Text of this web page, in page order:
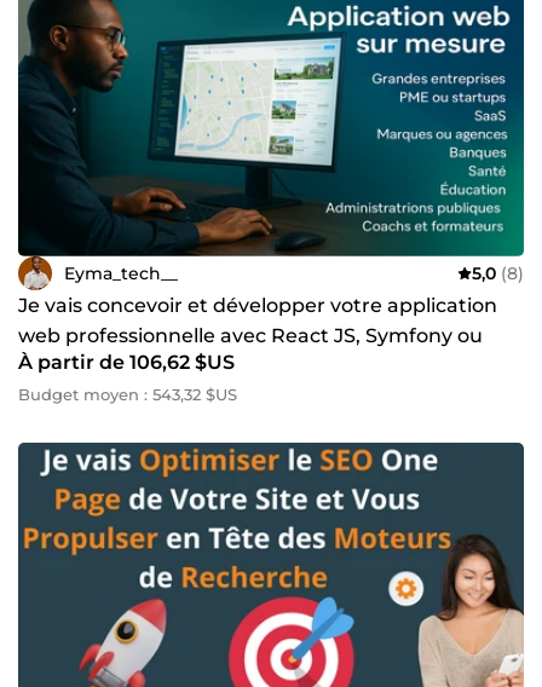
sécurisé, API tierces, Wallet (Apple Wallet, Google Wallet)
🔸 Maintenance, hébergement et support technique 🚀 Prêt
à concrétiser votre projet digital ? ** Contactez-moi dès
aujourd’hui pour donner vie à vos idées et créer des
expériences numériques mémorables. **
#DéveloppeurWeb #ApplicationsMobiles #Créativité
#InnovationTechnologique 🌟💻📱**&quot;
Eyma_tech__ 5,0 (8)
Je vais concevoir et développer votre application
web professionnelle avec React JS, Symfony ou
Laravel
À partir de 106,62 $US
Budget moyen : 543,32 $US